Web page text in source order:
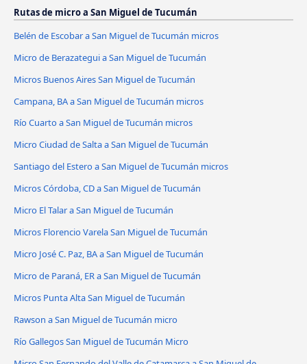
Rutas de micro a San Miguel de Tucumán
Belén de Escobar a San Miguel de Tucumán micros
Micro de Berazategui a San Miguel de Tucumán
Micros Buenos Aires San Miguel de Tucumán
Campana, BA a San Miguel de Tucumán micros
Río Cuarto a San Miguel de Tucumán micros
Micro Ciudad de Salta a San Miguel de Tucumán
Santiago del Estero a San Miguel de Tucumán micros
Micros Córdoba, CD a San Miguel de Tucumán
Micro El Talar a San Miguel de Tucumán
Micros Florencio Varela San Miguel de Tucumán
Micro José C. Paz, BA a San Miguel de Tucumán
Micro de Paraná, ER a San Miguel de Tucumán
Micros Punta Alta San Miguel de Tucumán
Rawson a San Miguel de Tucumán micro
Río Gallegos San Miguel de Tucumán Micro